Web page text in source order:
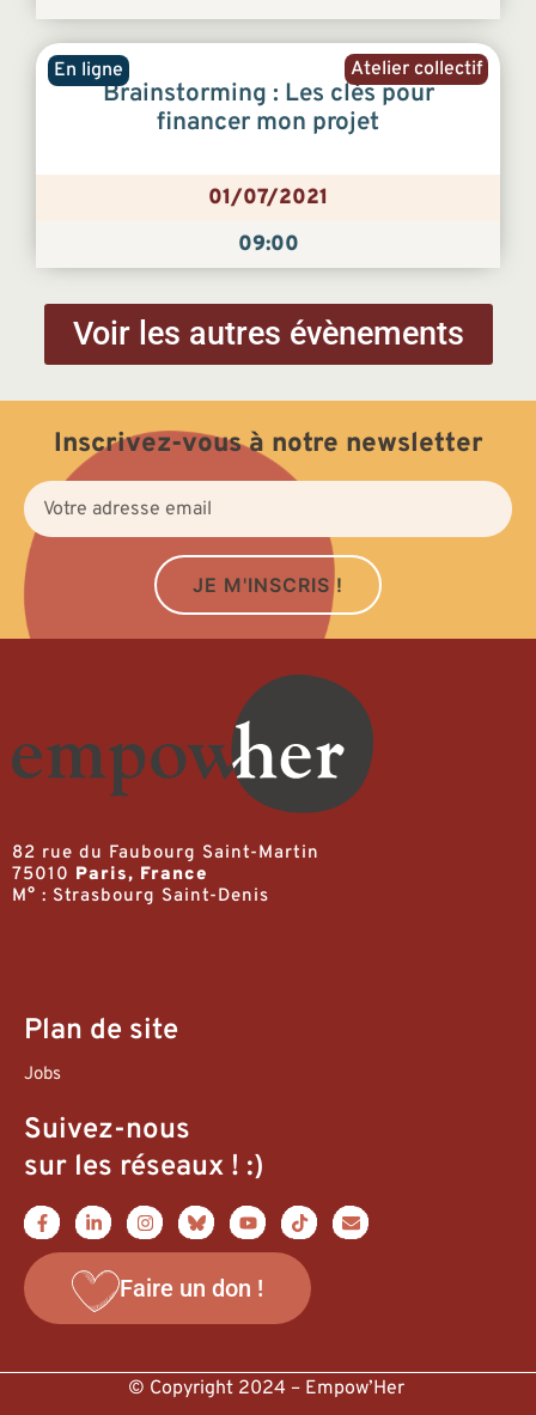
Atelier collectif
En ligne
Brainstorming : Les clés pour
financer mon projet
01/07/2021
09:00
Voir les autres évènements
Inscrivez-vous à notre newsletter
JE M'INSCRIS !
82 rue du Faubourg Saint-Martin
75010 Paris, France
M° : Strasbourg Saint-Denis
Plan de site
Jobs
Suivez-nous
sur les réseaux ! :)
Faire un don !
© Copyright 2024 – Empow’Her